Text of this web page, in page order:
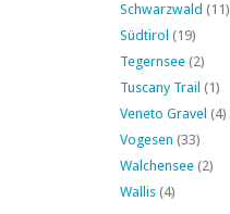
Schwarzwald (11)
Südtirol (19)
Tegernsee (2)
Tuscany Trail (1)
Veneto Gravel (4)
Vogesen (33)
Walchensee (2)
Wallis (4)